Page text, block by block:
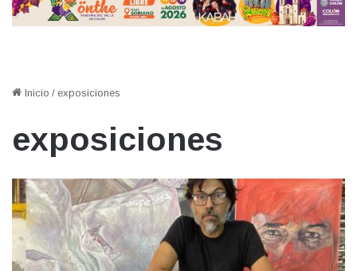
Inicio / exposiciones
exposiciones